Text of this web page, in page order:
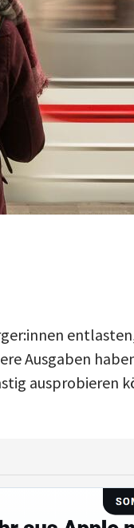
Ausgaben
ausprobieren